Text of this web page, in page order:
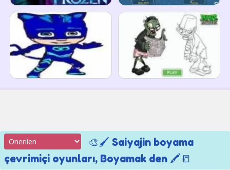
🎨🖌️ Saiyajin boyama
çevrimiçi oyunları, Boyamak den 🖍️📒